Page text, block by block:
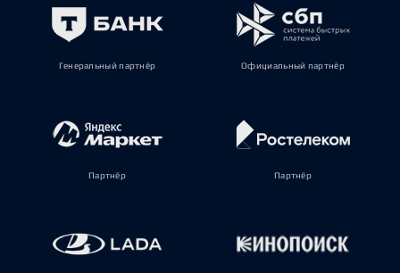
Генеральный партнёр Официальный партнёр
Партнёр Партнёр